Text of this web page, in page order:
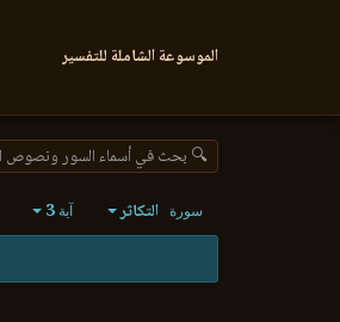
الموسوعة الشاملة للتفسير
🔍 بحث في أسماء السور ونصوص
سورة التكاثر آية 3